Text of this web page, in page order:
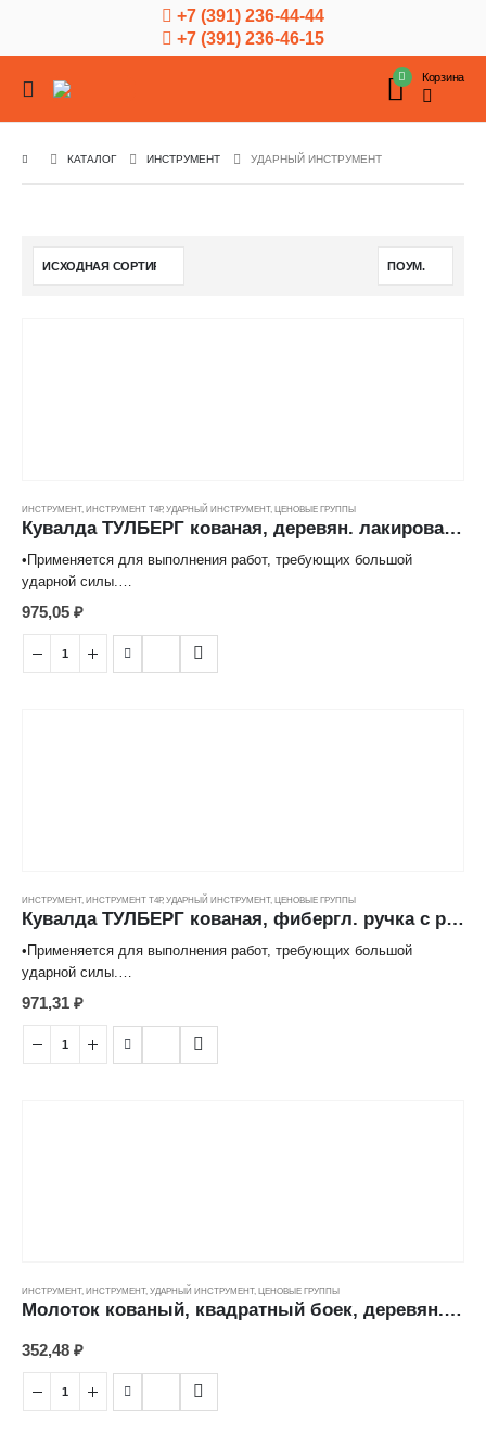
+7 (391) 236-44-44
+7 (391) 236-46-15
Корзина
КАТАЛОГ ИНСТРУМЕНТ УДАРНЫЙ ИНСТРУМЕНТ
ИНСТРУМЕНТ, ИНСТРУМЕНТ Т4Р, УДАРНЫЙ ИНСТРУМЕНТ, ЦЕНОВЫЕ ГРУППЫ
Кувалда ТУЛБЕРГ кованая, деревян. лакирован. ручка (1500гр) ---
•Применяется для выполнения работ, требующих большой
ударной силы.
•Квадратная рабочая часть из кованой стали повышенной
твердости отшлифована со всех сторон и покрыта черным лаком.
•Лакированная рукоятка изготовлена из устойчивых к высыханию
975,05 ₽
ИНСТРУМЕНТ, ИНСТРУМЕНТ Т4Р, УДАРНЫЙ ИНСТРУМЕНТ, ЦЕНОВЫЕ ГРУППЫ
Кувалда ТУЛБЕРГ кованая, фибергл. ручка с рез.покр. (1500гр) ---
•Применяется для выполнения работ, требующих большой
ударной силы.
•Квадратная рабочая часть из кованой стали повышенной
твердости отшлифована со всех сторон и покрыта черным лаком.
•Рукоятка из фибергласа с резиновым покрытием исключает
971,31 ₽
ИНСТРУМЕНТ, ИНСТРУМЕНТ, УДАРНЫЙ ИНСТРУМЕНТ, ЦЕНОВЫЕ ГРУППЫ
Молоток кованый, квадратный боек, деревян. ручка ( 800гр) ---
352,48 ₽